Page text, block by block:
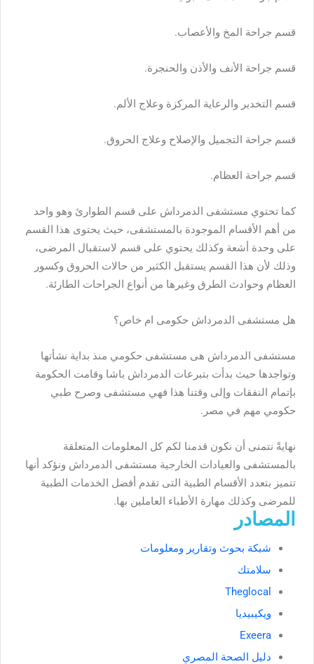
قسم جراحة المخ والأعصاب.
قسم جراحة الأنف والأذن والحنجرة.
قسم التخدير والرعاية المركزة وعلاج الألم.
قسم جراحة التجميل والإصلاح وعلاج الحروق.
قسم جراحة العظام.
كما تحتوي مستشفى الدمرداش على قسم الطوارئ وهو واحد
من أهم الأقسام الموجودة بالمستشفى، حيث يحتوى هذا القسم
على وحدة أشعة وكذلك يحتوي على قسم لاستقبال المرضى،
وذلك لأن هذا القسم يستقبل الكثير من حالات الحروق وكسور
العظام وحوادث الطرق وغيرها من أنواع الجراحات الطارئة.
هل مستشفى الدمرداش حكومى ام خاص؟
مستشفى الدمرداش هى مستشفى حكومي منذ بداية نشأتها
وتواجدها حيث بدأت بتبرعات الدمرداش باشا وقامت الحكومة
بإتمام النفقات وإلى وقتنا هذا فهي مستشفى وصرح طبي
حكومي مهم في مصر.
نهايةً نتمنى أن نكون قدمنا لكم كل المعلومات المتعلقة
بالمستشفى والعيادات الخارجية مستشفى الدمرداش ونؤكد أنها
تتميز بتعدد الأقسام الطبية التى تقدم أفضل الخدمات الطبية
للمرضى وكذلك مهارة الأطباء العاملين بها.
المصادر
شبكة بحوث وتقارير ومعلومات
سلامتك
Theglocal
ويكيبيديا
Exeera
دليل الصحة المصري